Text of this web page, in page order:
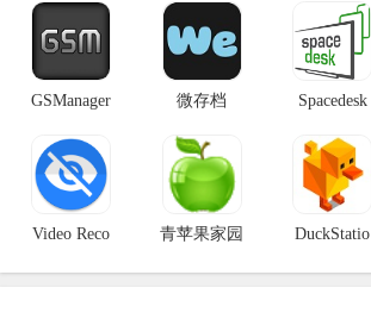
GSManager 微存档 Spacedesk
Video Reco 青苹果家园 DuckStatio